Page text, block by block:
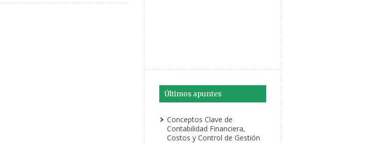
Últimos apuntes
Conceptos Clave de
Contabilidad Financiera,
Costos y Control de Gestión